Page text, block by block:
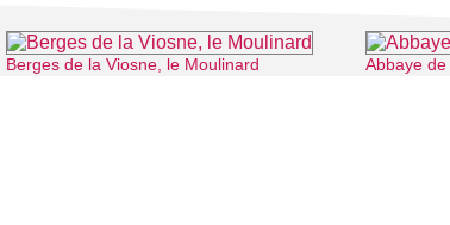
Berges de la Viosne, le Moulinard
Abbaye